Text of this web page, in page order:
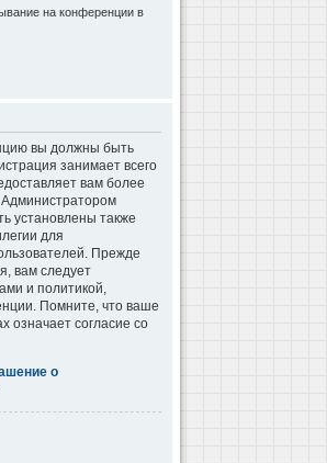
на конференции в
вы должны быть
занимает всего
вам более
установлены также
для
Прежде
вам следует
и политикой,
Помните, что ваше
означает согласие со
о